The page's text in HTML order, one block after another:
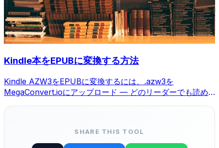
Kindle本をEPUBに変換する方法
Kindle AZW3をEPUBに変換するには、.azw3を
MegaConvert.ioにアップロード — どのリーダーでも読め
SHARE THIS TOOL